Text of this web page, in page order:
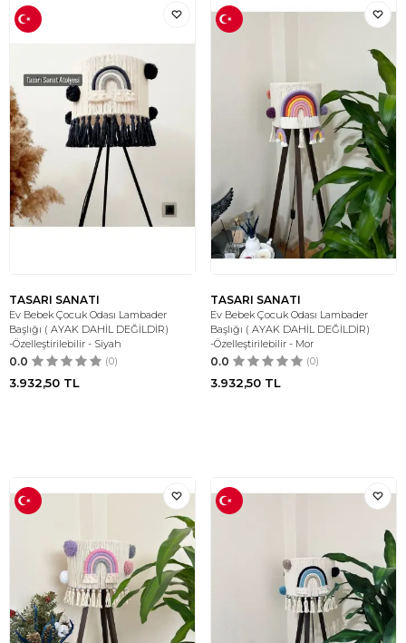
TASARI SANATI
Ev Bebek Çocuk Odası Lambader
Başlığı ( AYAK DAHİL DEĞİLDİR)
-Özelleştirilebilir - Siyah
0.0 (0)
3.932,50 TL
TASARI SANATI
Ev Bebek Çocuk Odası Lambader
Başlığı ( AYAK DAHİL DEĞİLDİR)
-Özelleştirilebilir - Mor
0.0 (0)
3.932,50 TL